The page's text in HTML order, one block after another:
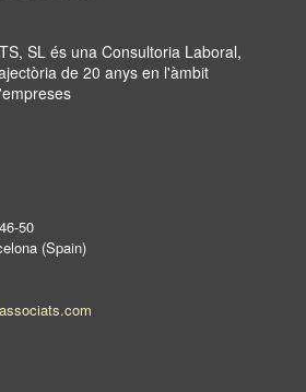
SL és una Consultoria Laboral,
de 20 anys en l'àmbit
50
(Spain)